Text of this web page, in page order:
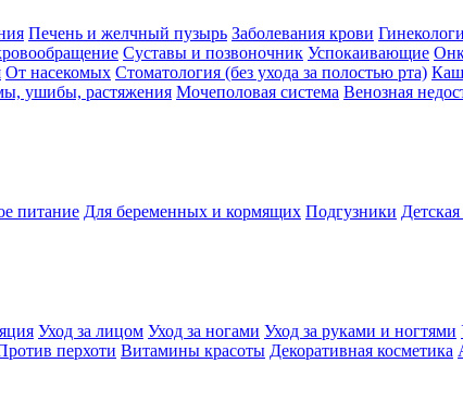
Печень и желчный пузырь Заболевания крови
Суставы и позвоночник Успокаивающие
От насекомых Стоматология (без ухода за полостью рта)
ушибы, растяжения Мочеполовая система Венозная
питание Для беременных и кормящих Подгузники
Уход за лицом Уход за ногами Уход за руками и ногтями
перхоти Витамины красоты Декоративная косметика